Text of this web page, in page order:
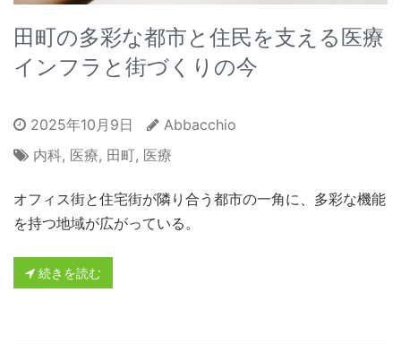
田町の多彩な都市と住民を支える医療
インフラと街づくりの今
2025年10月9日
Abbacchio
内科, 医療, 田町, 医療
オフィス街と住宅街が隣り合う都市の一角に、多彩な機能
を持つ地域が広がっている。
続きを読む